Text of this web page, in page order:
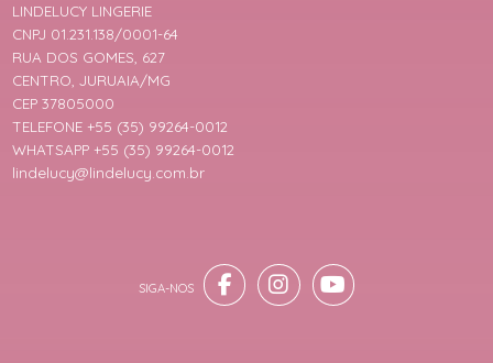
LINDELUCY LINGERIE
CNPJ 01.231.138/0001-64
RUA DOS GOMES, 627
CENTRO, JURUAIA/MG
CEP 37805000
TELEFONE +55 (35) 99264-0012
WHATSAPP +55 (35) 99264-0012
lindelucy@lindelucy.com.br